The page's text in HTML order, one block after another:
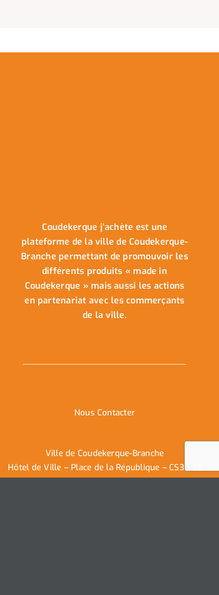
Coudekerque j’achète est une
plateforme de la ville de Coudekerque-
Branche permettant de promouvoir les
différents produits « made in
Coudekerque » mais aussi les actions
en partenariat avec les commerçants
de la ville.
Nous Contacter
Ville de Coudekerque-Branche
Hôtel de Ville – Place de la République – CS30119